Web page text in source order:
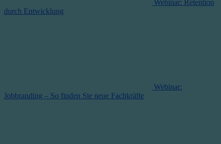
Webinar: Retention
durch Entwicklung
Webinar:
Jobbranding – So finden Sie neue Fachkräfte